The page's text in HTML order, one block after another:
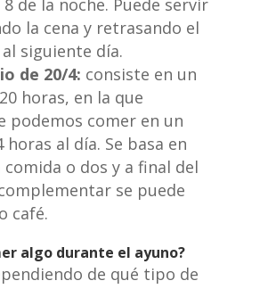
8 de la noche. Puede servir
la cena y retrasando el
siguiente día.
de 20/4: consiste en un
horas, en la que
podemos comer en un
horas al día. Se basa en
comida o dos y a final del
se puede
café.
algo durante el ayuno?
de qué tipo de